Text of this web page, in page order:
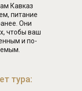
Кавказ
питание
Они
чтобы ваш
и по-
тура: